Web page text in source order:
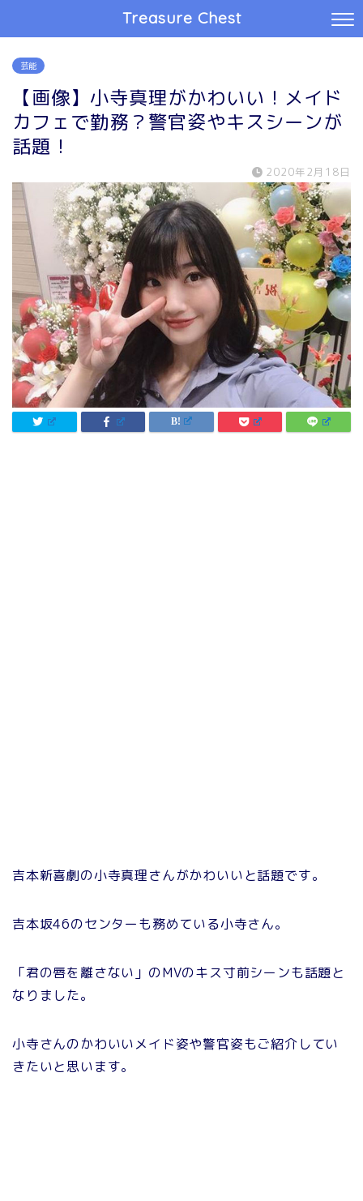
Treasure Chest
芸能
【画像】小寺真理がかわいい！メイド
カフェで勤務？警官姿やキスシーンが
話題！
2020年2月18日
吉本新喜劇の小寺真理さんがかわいいと話題です。
吉本坂46のセンターも務めている小寺さん。
「君の唇を離さない」のMVのキス寸前シーンも話題と
なりました。
小寺さんのかわいいメイド姿や警官姿もご紹介してい
きたいと思います。